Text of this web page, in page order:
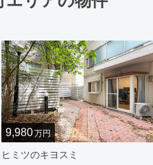
9,980万円
ヒミツのキヨスミ